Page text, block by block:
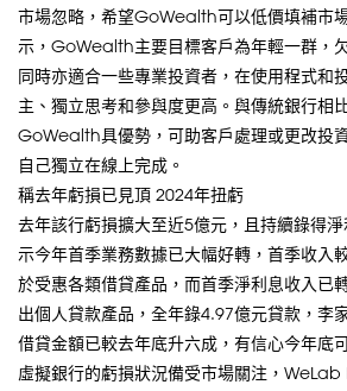
市場忽略，希望GoWealth可以低價填補市
示，GoWealth主要目標客戶為年輕一群，
同時亦適合一些專業投資者，在使用程式和
主、獨立思考和參與度更高。與傳統銀行相
GoWealth具優勢，可助客戶處理或更改投
自己獨立在線上完成。
稱去年虧損已見頂 2024年扭虧
去年該行虧損擴大至近5億元，且持續錄得
示今年首季業務數據已大幅好轉，首季收入
於受惠各類借貸產品，而首季淨利息收入已
出個人貸款產品，全年錄4.97億元貸款，李
借貸金額已較去年底升六成，有信心今年底
虛擬銀行的虧損狀況備受市場關注，